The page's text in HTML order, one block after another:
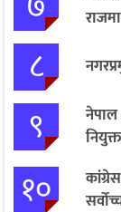
८
९
नेपाल
नियुक्त
१०